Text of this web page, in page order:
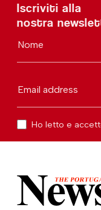
Iscriviti alla
nostra
Nome
Email address
Ho letto e